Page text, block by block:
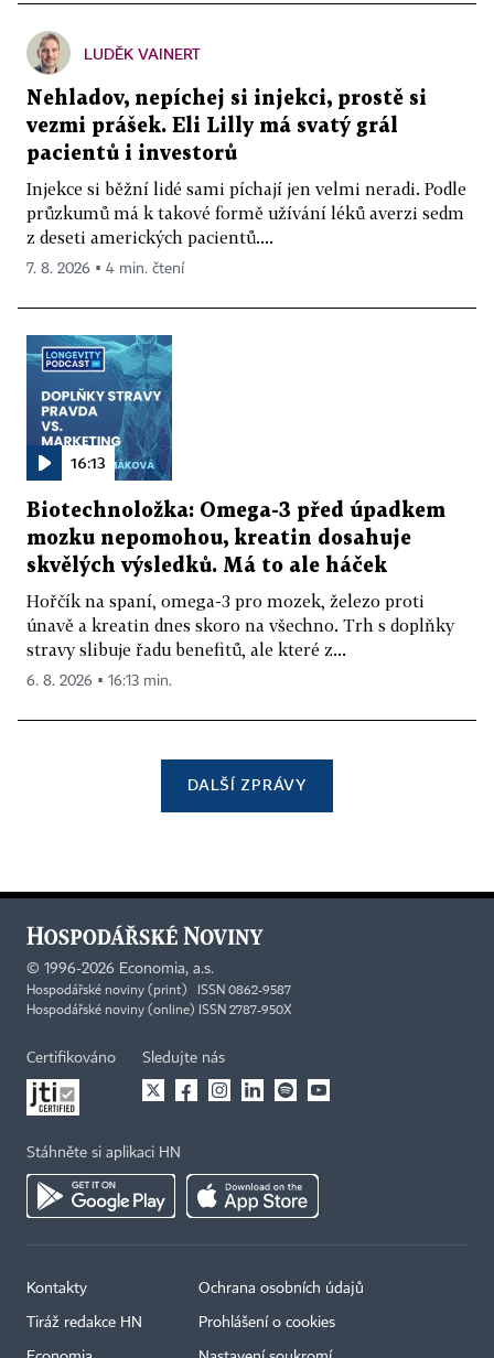
LUDĚK VAINERT
Nehladov, nepíchej si injekci, prostě si
vezmi prášek. Eli Lilly má svatý grál
pacientů i investorů
Injekce si běžní lidé sami píchají jen velmi neradi. Podle
průzkumů má k takové formě užívání léků averzi sedm
z deseti amerických pacientů....
7. 8. 2026 ▪ 4 min. čtení
16:13
Biotechnoložka: Omega-3 před úpadkem
mozku nepomohou, kreatin dosahuje
skvělých výsledků. Má to ale háček
Hořčík na spaní, omega-3 pro mozek, železo proti
únavě a kreatin dnes skoro na všechno. Trh s doplňky
stravy slibuje řadu benefitů, ale které z...
6. 8. 2026 ▪ 16:13 min.
DALŠÍ ZPRÁVY
© 1996-2026 Economia, a.s.
Hospodářské noviny (print) ISSN 0862-9587
Hospodářské noviny (online) ISSN 2787-950X
Certifikováno Sledujte nás
Stáhněte si aplikaci HN
Kontakty
Tiráž redakce HN
Ochrana osobních údajů
Prohlášení o cookies